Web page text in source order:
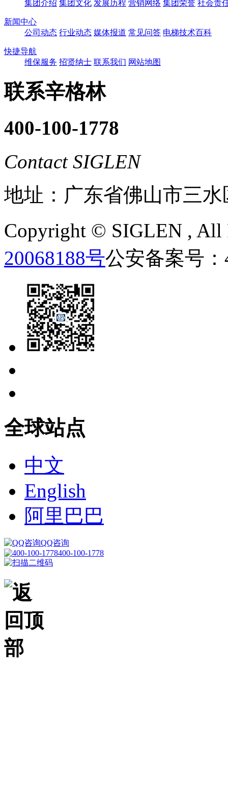
集团介绍 集团文化 发展历程 营销网络 集团荣誉 社会责
新闻中心
公司动态 行业动态 媒体报道 常见问答 电梯技术百科
快捷导航
维保服务 招贤纳士 联系我们 网站地图
联系辛格林
400-100-1778
Contact SIGLEN
地址：广东省佛山市三
Copyright © SIGLEN , All
20068188号公安备案号：
全球站点
中文
English
阿里巴巴
QQ咨询
400-100-1778